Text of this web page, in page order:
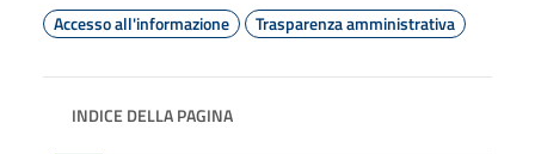
Accesso all'informazione
Trasparenza amministrativa
INDICE DELLA PAGINA